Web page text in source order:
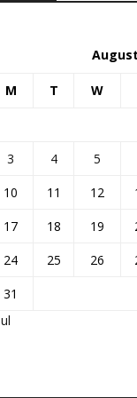
M T W
3
4 5
10
11 12
17
18 19
24
25 26
31